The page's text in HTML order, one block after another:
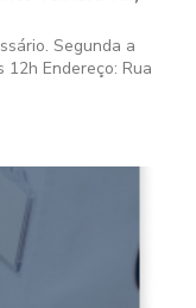
Segunda a
12h Endereço: Rua